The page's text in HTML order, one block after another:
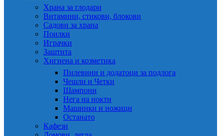
Храна за глодари
Витамини, стикови, блокови
Садови за храна
Поилки
Играчки
Заштита
Хигиена и козметика
Пилевини и додатоци за подлога
Чешли и Четки
Шампони
Нега на нокти
Машинки и ножици
Останато
Кафези